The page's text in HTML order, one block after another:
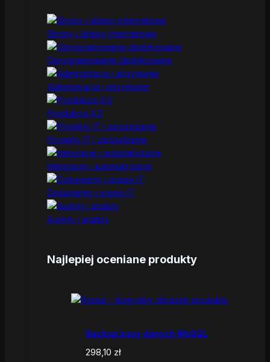
Strony i sklepy internetowe
Oprogramowanie dedykowane
Administracja i utrzymanie
Produkcja 4.0
Projekty IT i zarządzanie
Integracje i automatyzacje
Dokumenty i prawo IT
Audyty i analizy
Najlepiej oceniane produkty
Backup bazy danych MySQL
298,10 zł